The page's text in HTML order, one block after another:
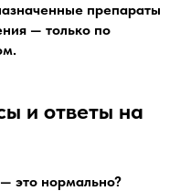
препараты
— только по
и ответы на
это нормально?